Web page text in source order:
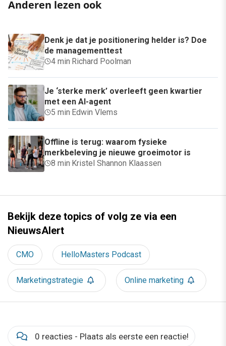
Anderen lezen ook
Denk je dat je positionering helder is? Doe
de managementtest
4 min·Richard Poolman
Je ‘sterke merk’ overleeft geen kwartier
met een AI-agent
5 min·Edwin Vlems
Offline is terug: waarom fysieke
merkbeleving je nieuwe groeimotor is
8 min·Kristel Shannon Klaassen
Bekijk deze topics of volg ze via een
NieuwsAlert
CMO HelloMasters Podcast
Marketingstrategie Online marketing
0 reacties - Plaats als eerste een reactie!